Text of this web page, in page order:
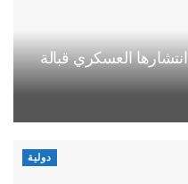
العسكري قبالة
دولية